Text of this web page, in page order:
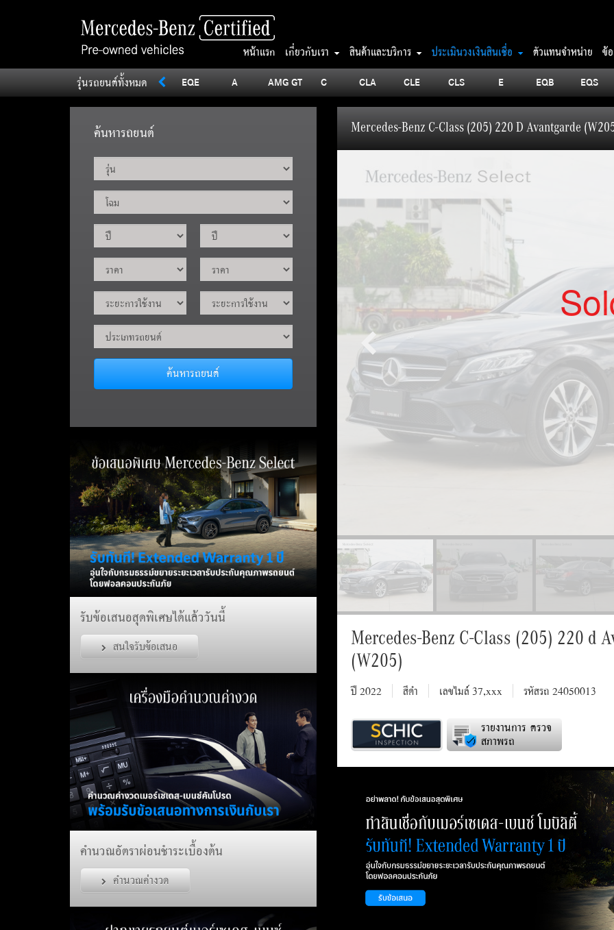
หน้าแรก เกี่ยวกับเรา สินค้าและบริการ ประเมินวงเงินสินเชื่อ ตัวแทนจำหน่าย ข้
รุ่นรถยนต์ทั้งหมด
Sprinter V Vito EQE A AMG GT C CLA CLE CLS E EQB EQS
ค้นหารถยนต์
ค้นหารถยนต์
Mercedes-Benz C-Class (205) 220 D Avantgarde
Mercedes-Benz C-Class (205) 220 d
(W205)
ปี 2022 สีดำ เลขไมล์ 37,xxx รหัสรถ 24050013
รายงานการ ตรวจ
สภาพรถ
รับข้อเสนอสุดพิเศษได้แล้ววันนี้
สนใจรับข้อเสนอ
คำนวณอัตราผ่อนชำระเบื้องต้น
คำนวณค่างวด